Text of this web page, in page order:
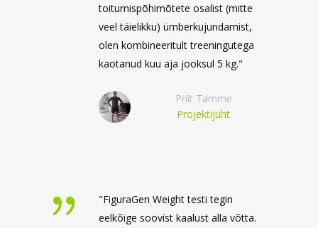
toitumispõhimõtete osalist (mitte
veel täielikku) ümberkujundamist,
olen kombineeritult treeningutega
kaotanud kuu aja jooksul 5 kg."
Priit Tamme
Projektijuht
"FiguraGen Weight testi tegin
eelkõige soovist kaalust alla võtta.